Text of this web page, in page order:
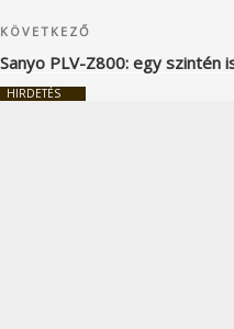
Következő
bejegyzés
KÖVETKEZŐ
Sanyo PLV-Z800: egy szintén
HIRDETÉS